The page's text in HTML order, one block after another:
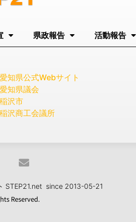
県政報告 活動報告
愛知県公式Webサイト
愛知県議会
稲沢市
稲沢商工会議所
STEP21.net since 2013-05-21
Reserved.